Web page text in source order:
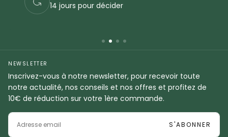
Commandez en sécurité
NEWSLETTER
Inscrivez-vous à notre newsletter, pour recevoir toute
notre actualité, nos conseils et nos offres et profitez de
10€ de réduction sur votre 1ère commande.
EMAIL
S'ABONNER